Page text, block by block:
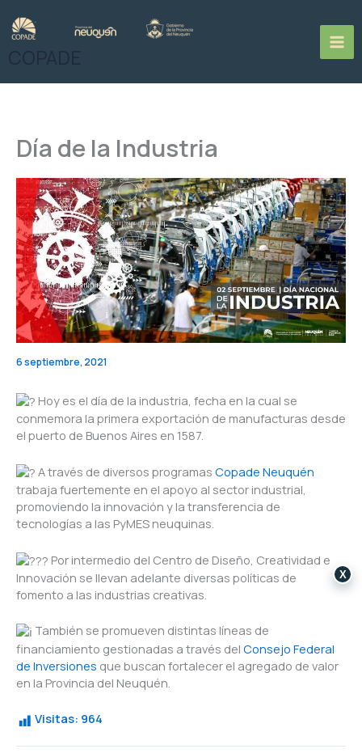
contenido
Día de la Industria
6 septiembre, 2021
Hoy es el día de la industria, fecha en la cual se
conmemora la primera exportación de manufacturas desde
el puerto de Buenos Aires en 1587.
A través de diversos programas Copade Neuquén
trabaja fuertemente en el apoyo al sector industrial,
promoviendo la innovación y la transferencia de
tecnologías a las PyMES neuquinas.
Por intermedio del Centro de Diseño, Creatividad e
Innovación se llevan adelante diversas políticas de
fomento a las industrias creativas.
También se promueven distintas líneas de
financiamiento gestionadas a través del Consejo Federal
de Inversiones que buscan fortalecer el agregado de valor
en la Provincia del Neuquén.
Visitas: 964
X